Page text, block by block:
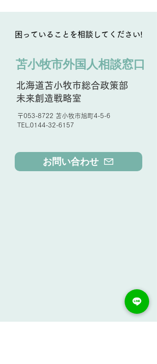
困っていることを相談してください!
苫小牧市外国人相談窓口
北海道苫小牧市総合政策部
未来創造戦略室
〒053-8722 苫小牧市旭町4-5-6
TEL.0144-32-6157
お問い合わせ